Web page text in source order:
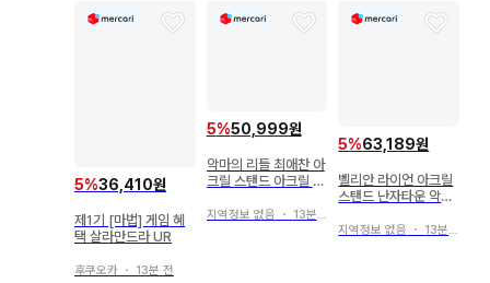
5%36,410원
제1기 [마법] 게임 혜
택 살라만드라 UR
후쿠오카 ・ 13분 전
5%50,999원
악마의 리들 최애찬 아
크릴 스탠드 아크릴 키
지역정보 없음 ・ 13분 전
5%63,189원
벨리안 라이언 아크릴
스탠드 난자타운 악마
지역정보 없음 ・ 13분 전